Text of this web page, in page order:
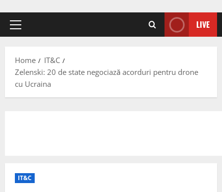
Primary
LIVE
Home
IT&C
Zelenski: 20 de state negociază acorduri pentru drone
cu Ucraina
IT&C